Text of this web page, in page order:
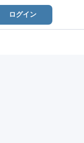
ログイン